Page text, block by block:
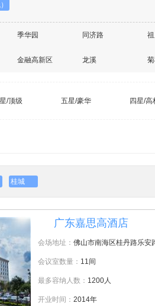
季华园 同济路
金融高新区 龙溪
/顶级 五星/豪华 四星/高
桂城
广东嘉思高酒店
会场地址： 佛山市南海区桂丹路乐安
会议室数量： 11间
最多容纳人数： 1200人
开业时间： 2014年